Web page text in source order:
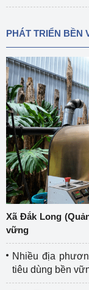
PHÁT TRIỂN BỀN
Xã Đắk Long
vững
Nhiều địa
tiêu dùng bền